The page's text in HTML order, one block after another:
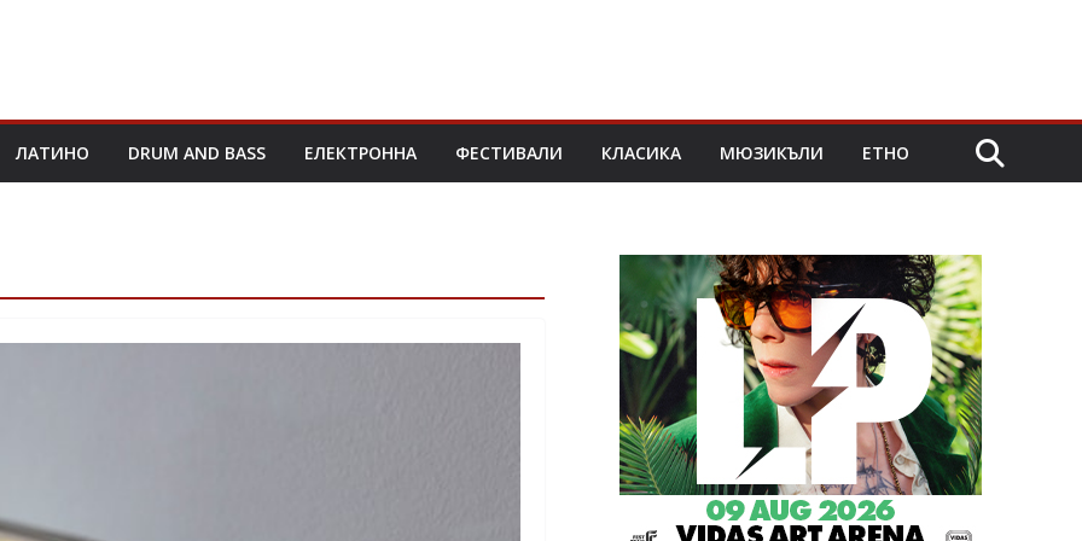
ЛАТИНО DRUM AND BASS ЕЛЕКТРОННА ФЕСТИВАЛИ КЛАСИКА МЮЗИКЪЛИ ЕТНО